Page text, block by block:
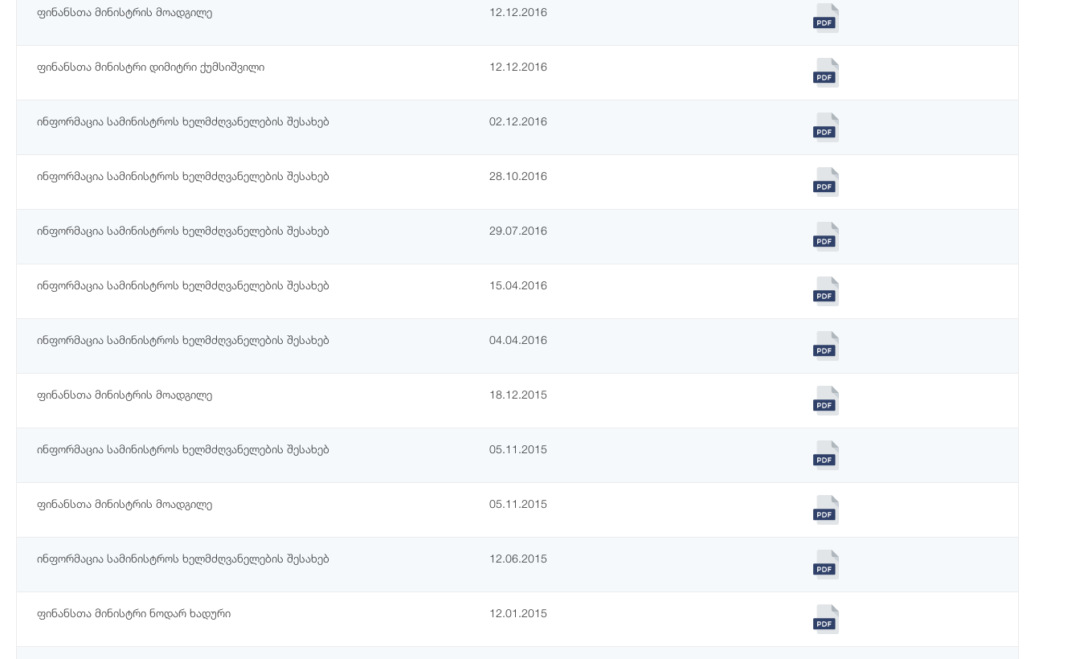
ფინანსთა მინისტრის მოადგილე 12.12.2016
ფინანსთა მინისტრი დიმიტრი ქუმსიშვილი 12.12.2016
ინფორმაცია სამინისტროს ხელმძღვანელების შესახებ 02.12.2016
ინფორმაცია სამინისტროს ხელმძღვანელების შესახებ 28.10.2016
ინფორმაცია სამინისტროს ხელმძღვანელების შესახებ 29.07.2016
ინფორმაცია სამინისტროს ხელმძღვანელების შესახებ 15.04.2016
ინფორმაცია სამინისტროს ხელმძღვანელების შესახებ 04.04.2016
ფინანსთა მინისტრის მოადგილე 18.12.2015
ინფორმაცია სამინისტროს ხელმძღვანელების შესახებ 05.11.2015
ფინანსთა მინისტრის მოადგილე 05.11.2015
ინფორმაცია სამინისტროს ხელმძღვანელების შესახებ 12.06.2015
ფინანსთა მინისტრი ნოდარ ხადური 12.01.2015